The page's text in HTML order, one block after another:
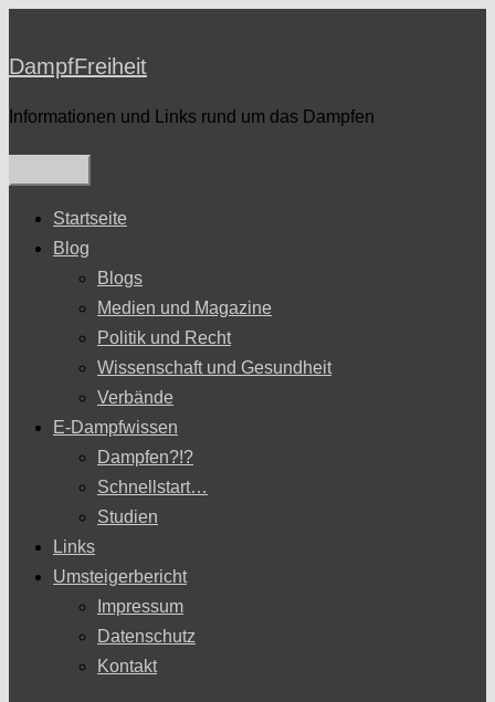
springen
DampfFreiheit
Informationen und Links rund um das Dampfen
Startseite
Blog
Blogs
Medien und Magazine
Politik und Recht
Wissenschaft und Gesundheit
Verbände
E-Dampfwissen
Dampfen?!?
Schnellstart…
Studien
Links
Umsteigerbericht
Impressum
Datenschutz
Kontakt